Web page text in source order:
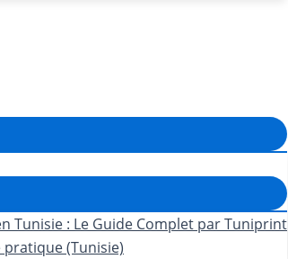
Tunisie : Le Guide Complet par Tuniprint
(Tunisie)